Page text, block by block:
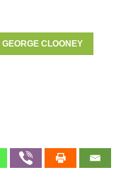
GEORGE CLOONEY